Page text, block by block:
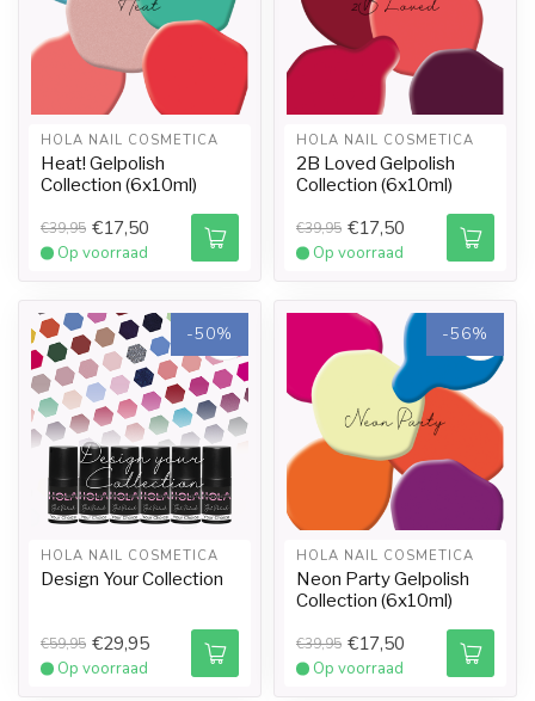
HOLA NAIL COSMETICA
Heat! Gelpolish
Collection (6x10ml)
€39,95 €17,50
Op voorraad
HOLA NAIL COSMETICA
2B Loved Gelpolish
Collection (6x10ml)
€39,95 €17,50
Op voorraad
-50%
HOLA NAIL COSMETICA
Design Your Collection
€59,95 €29,95
Op voorraad
-56%
HOLA NAIL COSMETICA
Neon Party Gelpolish
Collection (6x10ml)
€39,95 €17,50
Op voorraad